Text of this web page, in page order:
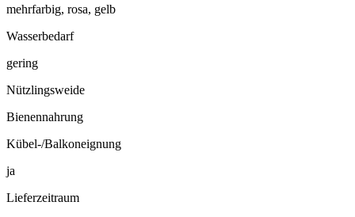
mehrfarbig, rosa, gelb
Wasserbedarf
gering
Nützlingsweide
Bienennahrung
Kübel-/Balkoneignung
ja
Lieferzeitraum